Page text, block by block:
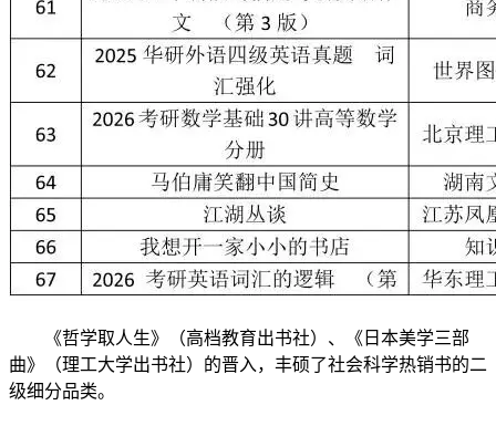
《哲学取人生》（高档教育出书社）、《日本美学三部
曲》（理工大学出书社）的晋入，丰硕了社会科学热销书的二
级细分品类。